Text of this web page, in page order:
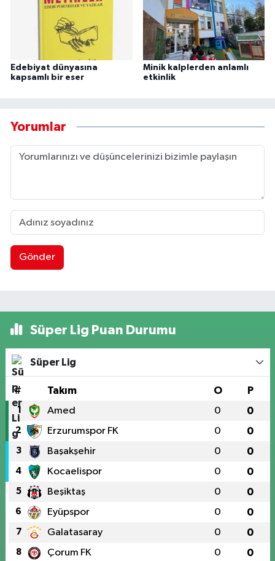
Edebiyat dünyasına
kapsamlı bir eser
Minik kalplerden anlamlı
etkinlik
Yorumlar
Gönder
Süper Lig Puan Durumu
Süper Lig
# Takım O P
1 Amed 0 0
2 Erzurumspor FK 0 0
3 Başakşehir 0 0
4 Kocaelispor 0 0
5 Beşiktaş 0 0
6 Eyüpspor 0 0
7 Galatasaray 0 0
8 Çorum FK 0 0